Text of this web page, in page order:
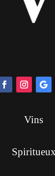
Vins